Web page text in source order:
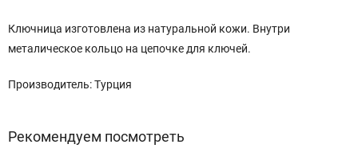
Ключница изготовлена из натуральной кожи. Внутри
металическое кольцо на цепочке для ключей.
Производитель: Турция
Рекомендуем посмотреть